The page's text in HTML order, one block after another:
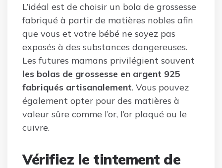
L’idéal est de choisir un bola de grossesse
fabriqué à partir de matières nobles afin
que vous et votre bébé ne soyez pas
exposés à des substances dangereuses.
Les futures mamans privilégient souvent
les bolas de grossesse en argent 925
fabriqués artisanalement. Vous pouvez
également opter pour des matières à
valeur sûre comme l’or, l’or plaqué ou le
cuivre.
Vérifiez le tintement de